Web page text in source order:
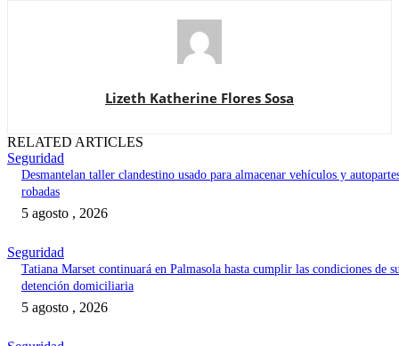
Lizeth Katherine Flores Sosa
RELATED ARTICLES
Seguridad
Desmantelan taller clandestino usado para almacenar vehículos y
robadas
5 agosto , 2026
Seguridad
Tatiana Marset continuará en Palmasola hasta cumplir las condiciones de
detención domiciliaria
5 agosto , 2026